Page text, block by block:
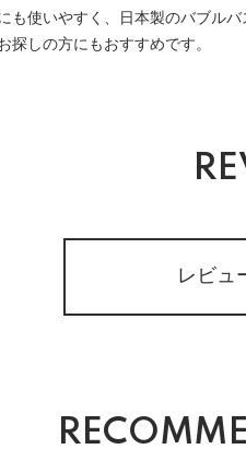
も使いやすく、日本製のバブル
探しの方にもおすすめです。
レビュ